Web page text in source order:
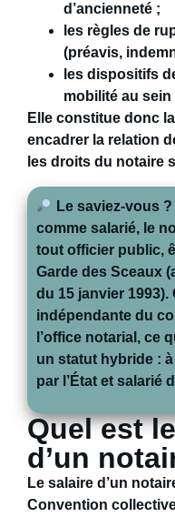
d’ancienneté ;
les règles de
(préavis,
les dispositifs
mobilité au sein
Elle constitue donc la
encadrer la relation
les droits du notaire
Le saviez-vous ?
comme salarié, le
tout officier public,
Garde des Sceaux
du 15 janvier
indépendante du
l’office notarial, ce
un statut hybride :
par l’État et salarié
Quel est
d’un
Le salaire d’un
Convention